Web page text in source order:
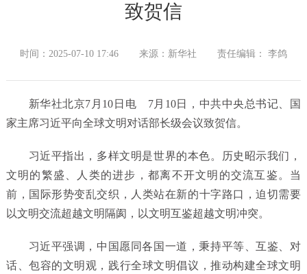
致贺信
时间：2025-07-10 17:46 来源：新华社 责任编辑： 李鸽
新华社北京7月10日电 7月10日，中共中央总书记、国
家主席习近平向全球文明对话部长级会议致贺信。
习近平指出，多样文明是世界的本色。历史昭示我们，
文明的繁盛、人类的进步，都离不开文明的交流互鉴。当
前，国际形势变乱交织，人类站在新的十字路口，迫切需要
以文明交流超越文明隔阂，以文明互鉴超越文明冲突。
习近平强调，中国愿同各国一道，秉持平等、互鉴、对
话、包容的文明观，践行全球文明倡议，推动构建全球文明